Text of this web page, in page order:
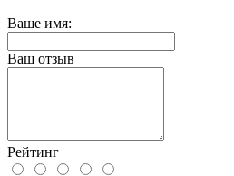
Ваше имя:
Ваш отзыв
Рейтинг